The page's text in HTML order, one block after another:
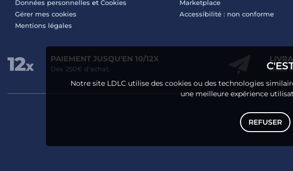
Données personnelles et Cookies
Gérer mes cookies
Mentions légales
Marketplace
Accessibilité : non conforme
PAIEMENT JUSQU'EN 10/12X
Dès 250€ d'achat. Nous
Notre site LDLC utilise des cookies ou des technologies
une meilleure expérience
REFUSER